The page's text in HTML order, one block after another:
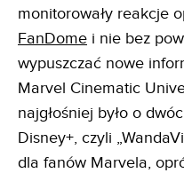
monitorowały reakcje
FanDome i nie bez
wypuszczać nowe
Marvel Cinematic
najgłośniej było o
Disney+, czyli
dla fanów Marvela,